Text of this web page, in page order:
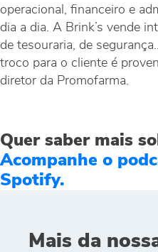
operacional, financeiro e
dia a dia. A Brink’s vende
de tesouraria, de
troco para o cliente é
diretor da Promofarma.
Quer saber mais
Acompanhe o
Spotify.
Mais da